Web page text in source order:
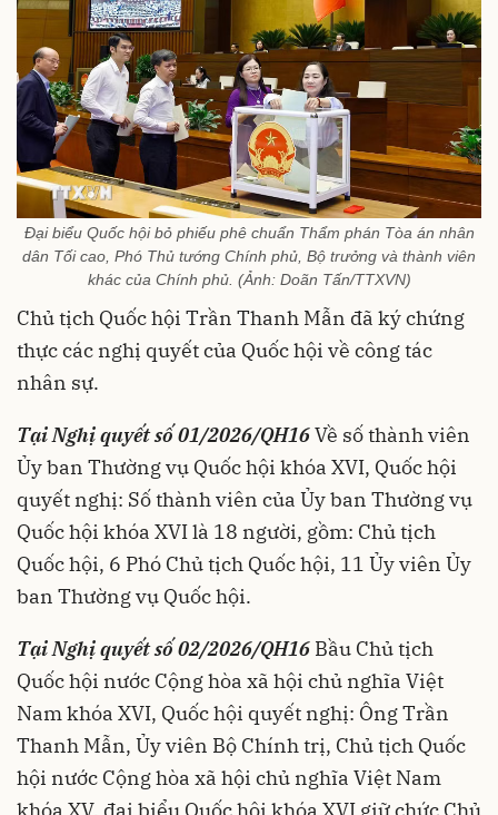
Đại biểu Quốc hội bỏ phiếu phê chuẩn Thẩm phán Tòa án nhân
dân Tối cao, Phó Thủ tướng Chính phủ, Bộ trưởng và thành viên
khác của Chính phủ. (Ảnh: Doãn Tấn/TTXVN)
Chủ tịch Quốc hội Trần Thanh Mẫn đã ký chứng
thực các nghị quyết của Quốc hội về công tác
nhân sự.
Tại Nghị quyết số 01/2026/QH16Về số thành viên
Ủy ban Thường vụ Quốc hội khóa XVI, Quốc hội
quyết nghị: Số thành viên của Ủy ban Thường vụ
Quốc hội khóa XVI là 18 người, gồm: Chủ tịch
Quốc hội, 6 Phó Chủ tịch Quốc hội, 11 Ủy viên Ủy
ban Thường vụ Quốc hội.
Tại Nghị quyết số 02/2026/QH16 Bầu Chủ tịch
Quốc hội nước Cộng hòa xã hội chủ nghĩa Việt
Nam khóa XVI, Quốc hội quyết nghị: Ông Trần
Thanh Mẫn, Ủy viên Bộ Chính trị, Chủ tịch Quốc
hội nước Cộng hòa xã hội chủ nghĩa Việt Nam